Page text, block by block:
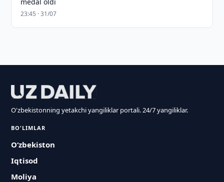
23:45 · 31/07
O'zbekistonning yetakchi yangiliklar portali. 24/7 yangiliklar.
BO'LIMLAR
O‘zbekiston
Iqtisod
Moliya